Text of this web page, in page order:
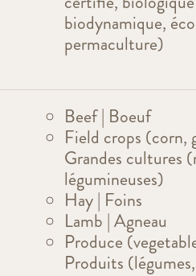
biodynamique,
permaculture)
Beef | Boeuf
Field crops (corn,
Grandes cultures
légumineuses)
Hay | Foins
Lamb | Agneau
Produce
Produits